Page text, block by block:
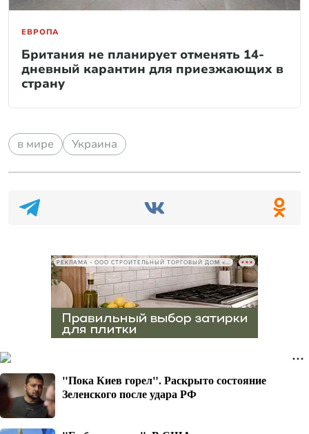
ЕВРОПА
Британия не планирует отменять 14-
дневный карантин для приезжающих в
страну
в мире Украина
РЕКЛАМА • ООО СТРОИТЕЛЬНЫЙ ТОРГОВЫЙ ДОМ «ПЕТРОВИЧ», ИНН 7802348846
"Пока Киев горел". Раскрыто состояние
Зеленского после удара РФ